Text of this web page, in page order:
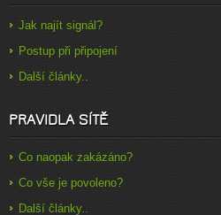
Jak najít signál?
Postup při připojení
Další články..
PRAVIDLA SÍTĚ
Co naopak zakázáno?
Co vše je povoleno?
Další články..